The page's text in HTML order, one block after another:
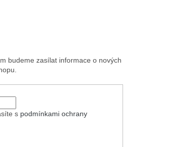
budeme zasílat informace o nových
s podmínkami ochrany